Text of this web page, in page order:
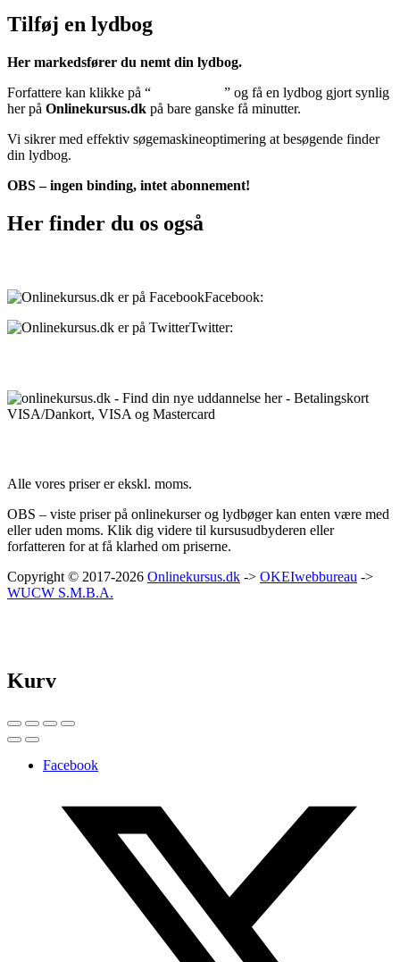
Tilføj en lydbog
Her markedsfører du nemt din lydbog.
Forfattere kan klikke på “
” og få en lydbog gjort synlig
her på Onlinekursus.dk på bare ganske få minutter.
Vi sikrer med effektiv søgemaskineoptimering at besøgende finder
din lydbog.
OBS – ingen binding, intet abonnement!
Her finder du os også
Facebook:
Twitter:
Alle vores priser er ekskl. moms.
OBS – viste priser på onlinekurser og lydbøger kan enten være med
eller uden moms. Klik dig videre til kursusudbyderen eller
forfatteren for at få klarhed om priserne.
Copyright © 2017-2026 Onlinekursus.dk -> OKEIwebbureau ->
WUCW S.M.B.A.
Kurv
Facebook